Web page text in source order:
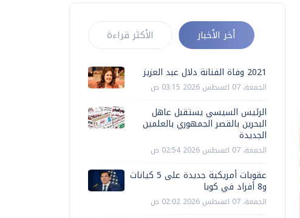
أخر الأخبار الأكثر قراءة
2021 وفاة الفنانة دلال عبد العزيز
الجمعة، 07 اغسطس 2026 03:15 ص
الرئيس السيسي يستقبل عاهل
البحرين بالقصر الجمهوري بالعلمين
الجديدة
الجمعة، 07 اغسطس 2026 02:54 ص
عقوبات أمريكية جديدة على 5 كيانات
و8 أفراد في كوبا
الجمعة، 07 اغسطس 2026 02:02 ص